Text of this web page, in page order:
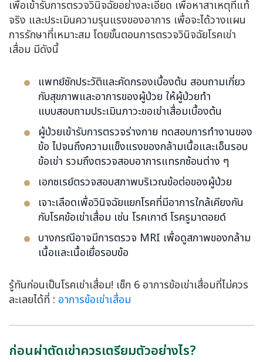
เพื่อเข้ารับการตรวจวินิจฉัยอย่างละเอียด เพื่อหาสาเหตุที่แท้
จริง และประเมินความรุนแรงของอาการ เพื่อจะได้วางแผน
การรักษาที่เหมาะสม โดยขั้นตอนการตรวจวินิจฉัยโรคเข่า
เสื่อม มีดังนี้
แพทย์ซักประวัติและคัดกรองเบื้องต้น สอบถามเกี่ยว
กับสุขภาพและอาการของผู้ป่วย ให้ผู้ป่วยทำ
แบบสอบถามประเมินภาวะขอเข่าเสื่อมเบื้องต้น
ผู้ป่วยเข้ารับการตรวจร่างกาย ทดสอบการทำงานของ
ข้อ ไปจนถึงความแข็งแรงของกล้ามเนื้อและเอ็นรอบ
ข้อเข่า รวมถึงตรวจสอบอาการแทรกซ้อนต่าง ๆ
เอกซเรย์ตรวจสอบสภาพบริเวณข้อต่อของผู้ป่วย
เจาะเลือดเพื่อวินิจฉัยแยกโรคที่มีอาการใกล้เคียงกัน
กับโรคข้อเข่าเสื่อม เช่น โรคเกาต์ โรครูมาตอยด์
บางกรณีอาจมีการตรวจ MRI เพื่อดูสภาพของกล้าม
เนื้อและเนื้อเยื่อรอบข้อ
รู้ทันก่อนเป็นโรคเข่าเสื่อม! เช็ก 6 อาการข้อเข่าเสื่อมที่ไม่ควร
ละเลยได้ที่ : อาการข้อเข่าเสื่อม
ก่อนผ่าตัดเข่าควรเตรียมตัวอย่างไร?